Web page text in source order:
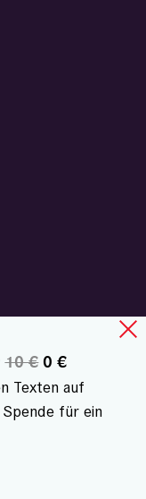
10 €0 €
Texten auf
für ein